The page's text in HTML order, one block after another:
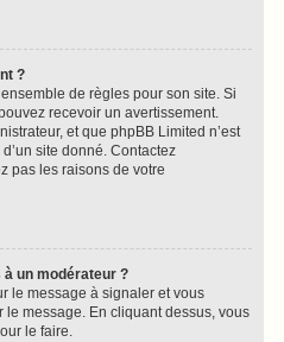
?
de règles pour son site. Si
recevoir un avertissement.
et que phpBB Limited n’est
site donné. Contactez
pas les raisons de votre
un modérateur ?
le message à signaler et vous
message. En cliquant dessus, vous
le faire.